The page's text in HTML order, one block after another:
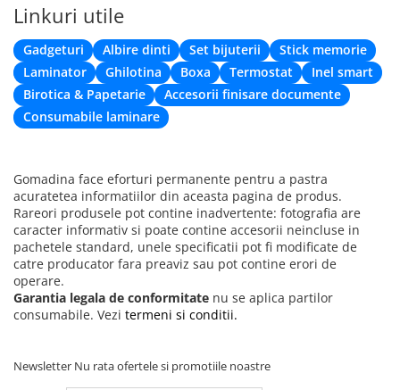
Linkuri utile
Gadgeturi Albire dinti Set bijuterii
Stick memorie
Laminator
Ghilotina Boxa Termostat
Inel smart
Birotica & Papetarie
Accesorii finisare documente
Consumabile laminare
Gomadina face eforturi permanente pentru a pastra
acuratetea informatiilor din aceasta pagina de produs.
Rareori produsele pot contine inadvertente: fotografia are
caracter informativ si poate contine accesorii neincluse in
pachetele standard, unele specificatii pot fi modificate de
catre producator fara preaviz sau pot contine erori de
operare.
Garantia legala de conformitate nu se aplica partilor
consumabile. Vezi termeni si conditii.
Newsletter Nu rata ofertele si promotiile noastre